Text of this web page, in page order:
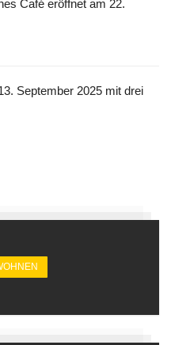
Café eröffnet am 22.
September 2025 mit drei